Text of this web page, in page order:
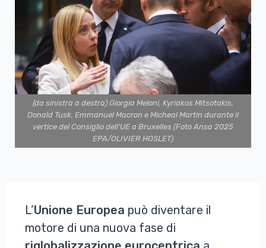
(da sinistra a destra) Giorgia Meloni, Kyriakos Mitsotakis,
Donald Tusk, Emmanuel Macron e Micheal Martin durante il
vertice del Consiglio dell'UE a Bruxelles (Foto Ansa 2025
EPA/OLIVIER HOSLET)
L’Unione Europea può diventare il
motore di una nuova fase di